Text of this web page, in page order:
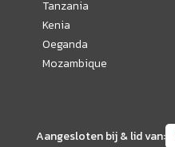
Tanzania
Kenia
Oeganda
Mozambique
Aangesloten bij & lid van: